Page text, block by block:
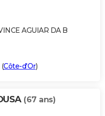
AGUIAR DA B
(Côte-d'Or)
(67 ans)